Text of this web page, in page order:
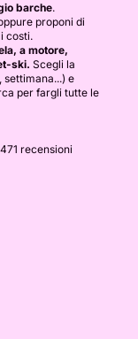
barche.
proponi di
costi.
a motore,
ski. Scegli la
settimana...) e
per fargli tutte le
recensioni